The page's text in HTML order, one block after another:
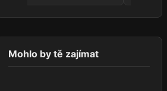
Mohlo by tě zajímat